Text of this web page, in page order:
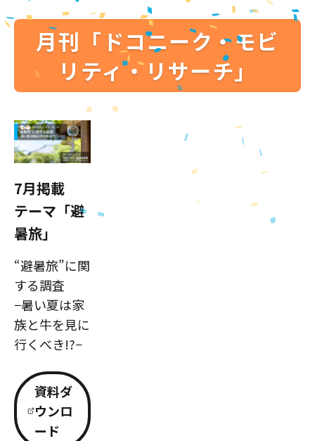
月刊「ドコニーク・モビ
リティ・リサーチ」
7月掲載
テーマ「避
暑旅」
“避暑旅”に関
する調査
−暑い夏は家
族と牛を見に
行くべき!?−
資料ダ
ウンロ
ード